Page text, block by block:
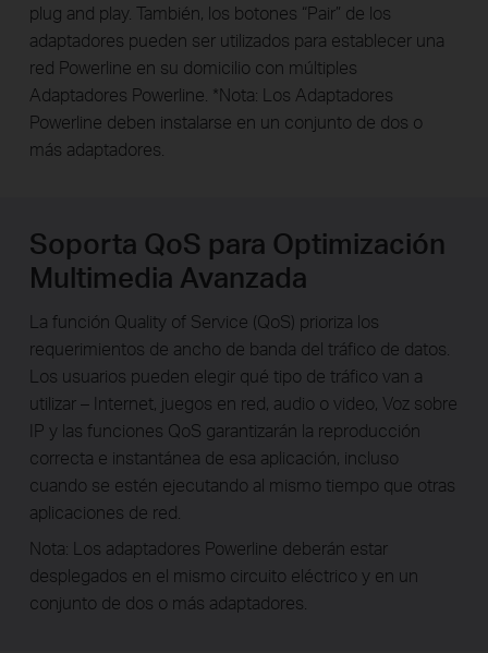
plug and play. También, los botones “Pair” de los
adaptadores pueden ser utilizados para establecer una
red Powerline en su domicilio con múltiples
Adaptadores Powerline. *Nota: Los Adaptadores
Powerline deben instalarse en un conjunto de dos o
más adaptadores.
Soporta QoS para Optimización
Multimedia Avanzada
La función Quality of Service (QoS) prioriza los
requerimientos de ancho de banda del tráfico de datos.
Los usuarios pueden elegir qué tipo de tráfico van a
utilizar – Internet, juegos en red, audio o video, Voz sobre
IP y las funciones QoS garantizarán la reproducción
correcta e instantánea de esa aplicación, incluso
cuando se estén ejecutando al mismo tiempo que otras
aplicaciones de red.
Nota: Los adaptadores Powerline deberán estar
desplegados en el mismo circuito eléctrico y en un
conjunto de dos o más adaptadores.